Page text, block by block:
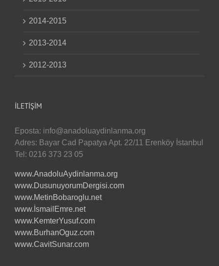
2014-2015
2013-2014
2012-2013
İLETIŞIM
Eposta: info@anadoluaydinlanma.org
Adres: Bayar Cad Papatya Apt. 22/11 Erenköy İstanbul
Tel: 0216 373 23 05
www.AnadoluAydinlanma.org
www.DusunuyorumDergisi.com
www.MetinBobaroglu.net
www.İsmailEmre.net
www.KemterYusuf.com
www.BurhanOguz.com
www.CavitSunar.com